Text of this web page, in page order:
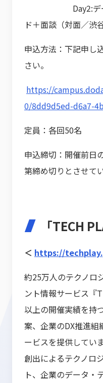
Day2:データ
ド＋面談（対面／渋谷
申込方法：下記申し
さい。
https://
0/8dd9d5ed-d6a7-
定員：各回50名
申込締切：開催前日
第締め切りとさせて
「TECH
＜ https://
約25万人のテクノロ
ント情報サービス『
以上の開催実績を持
案、企業のDX推進
ービスを提供してい
創出によるテクノロ
ト、企業のデータ・